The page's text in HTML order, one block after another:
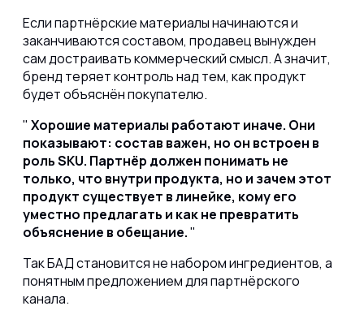
Если партнёрские материалы начинаются и
заканчиваются составом, продавец вынужден
сам достраивать коммерческий смысл. А значит,
бренд теряет контроль над тем, как продукт
будет объяснён покупателю.
Хорошие материалы работают иначе. Они
показывают: состав важен, но он встроен в
роль SKU. Партнёр должен понимать не
только, что внутри продукта, но и зачем этот
продукт существует в линейке, кому его
уместно предлагать и как не превратить
объяснение в обещание.
Так БАД становится не набором ингредиентов, а
понятным предложением для партнёрского
канала.